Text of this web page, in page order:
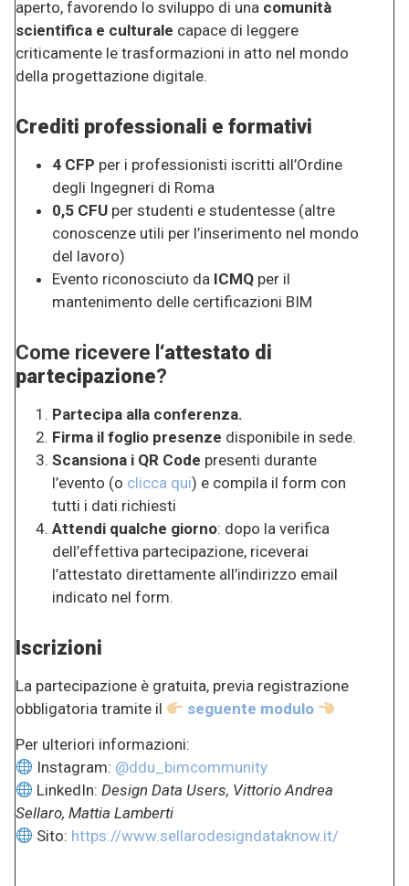
aperto, favorendo lo sviluppo di una comunità
scientifica e culturale capace di leggere
criticamente le trasformazioni in atto nel mondo
della progettazione digitale.
Crediti professionali e formativi
4 CFP per i professionisti iscritti all’Ordine
degli Ingegneri di Roma
0,5 CFUper studenti e studentesse (altre
conoscenze utili per l’inserimento nel mondo
del lavoro)
Evento riconosciuto da ICMQper il
mantenimento delle certificazioni BIM
Come ricevere l ‘attestato di
partecipazione?
Partecipa alla conferenza.
Firma il foglio presenze disponibile in sede.
Scansiona i QR Code presenti durante
l’evento (o clicca qui) e compila il form con
tutti i dati richiesti
Attendi qualche giorno: dopo la verifica
dell’effettiva partecipazione, riceverai
l’attestato direttamente all’indirizzo email
indicato nel form.
Iscrizioni
La partecipazione è gratuita, previa registrazione
obbligatoria tramite il
seguente modulo
Per ulteriori informazioni:
Instagram: @ddu_bimcommunity
LinkedIn:Design Data Users, Vittorio Andrea
Sellaro, Mattia Lamberti
Sito: https://www.sellarodesigndataknow.it/